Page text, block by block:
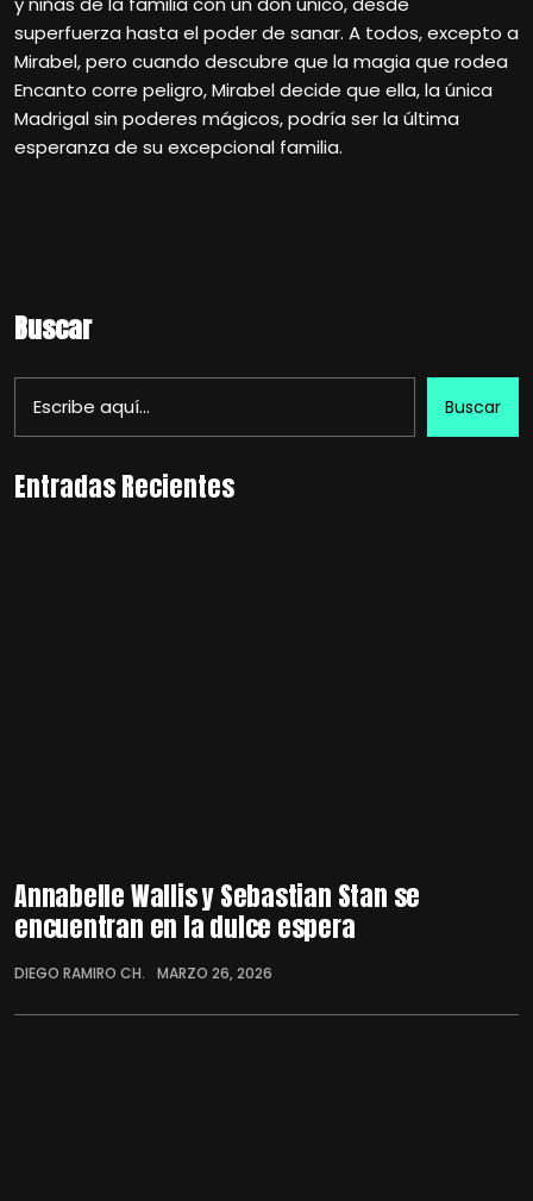
superfuerza hasta el poder de sanar. A todos, excepto a
Mirabel, pero cuando descubre que la magia que rodea
Encanto corre peligro, Mirabel decide que ella, la única
Madrigal sin poderes mágicos, podría ser la última
esperanza de su excepcional familia.
Buscar
Buscar
Entradas Recientes
Annabelle Wallis y Sebastian Stan se
encuentran en la dulce espera
DIEGO RAMIRO CH. MARZO 26, 2026